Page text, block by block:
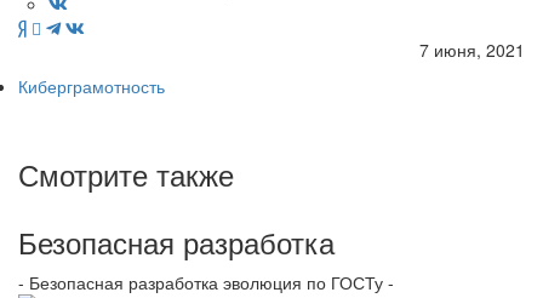
7 июня, 2021
Киберграмотность
Смотрите также
Безопасная разработка
- Безопасная разработка эволюция по ГОСТу -